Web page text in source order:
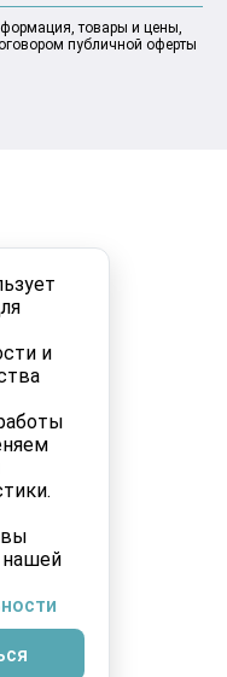
и
вы
нашей
товары и цены,
публичной оферты